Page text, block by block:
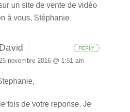
un site de vente de vidéo
à vous, Stéphanie
David
novembre 2016 @ 1:51 am
fois de votre reponse. Je
REPLY